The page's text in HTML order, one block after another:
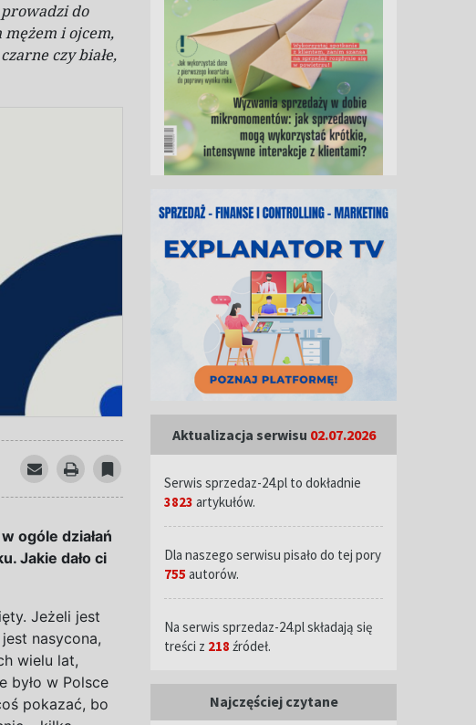
do
mężem i ojcem,
czarne czy białe,
w ogóle działań
Jakie dało ci
Jeżeli jest
nasycona,
wielu lat,
było w Polsce
pokazać, bo
Aktualizacja serwisu 02.07.2026
Serwis sprzedaz-24.pl to dokładnie
3823 artykułów.
Dla naszego serwisu pisało do tej pory
755 autorów.
Na serwis sprzedaz-24.pl składają się
treści z 218 źródeł.
Najczęściej czytane